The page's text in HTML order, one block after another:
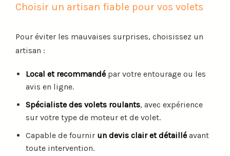
Choisir un artisan fiable pour vos volets
Pour éviter les mauvaises surprises, choisissez un
artisan :
Local et recommandé par votre entourage ou les
avis en ligne.
Spécialiste des volets roulants, avec expérience
sur votre type de moteur et de volet.
Capable de fournir un devis clair et détaillé avant
toute intervention.